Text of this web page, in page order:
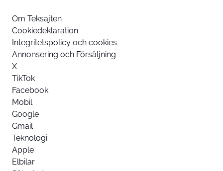
Om Teksajten
Cookiedeklaration
Integritetspolicy och cookies
Annonsering och Försäljning
X
TikTok
Facebook
Mobil
Google
Gmail
Teknologi
Apple
Elbilar